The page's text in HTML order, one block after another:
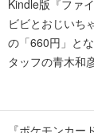
ビ」の前日譚
『ポケモンカー
抽選販売が本
「30th
レミアムデッ